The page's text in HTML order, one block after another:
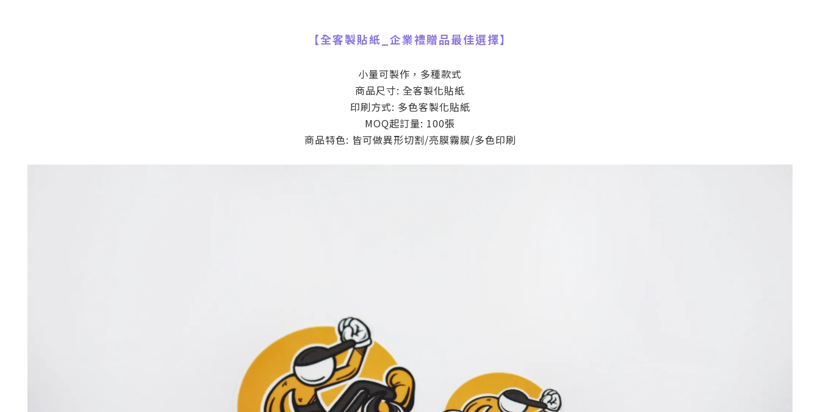
【全客製貼紙 企業禮贈品最佳選擇】
小量可製作，多種款式
商品尺寸: 全客製化貼紙
印刷方式: 多色客製化貼紙
MOQ起訂量: 100張
商品特色: 皆可做異形切割/亮膜霧膜/多色印刷